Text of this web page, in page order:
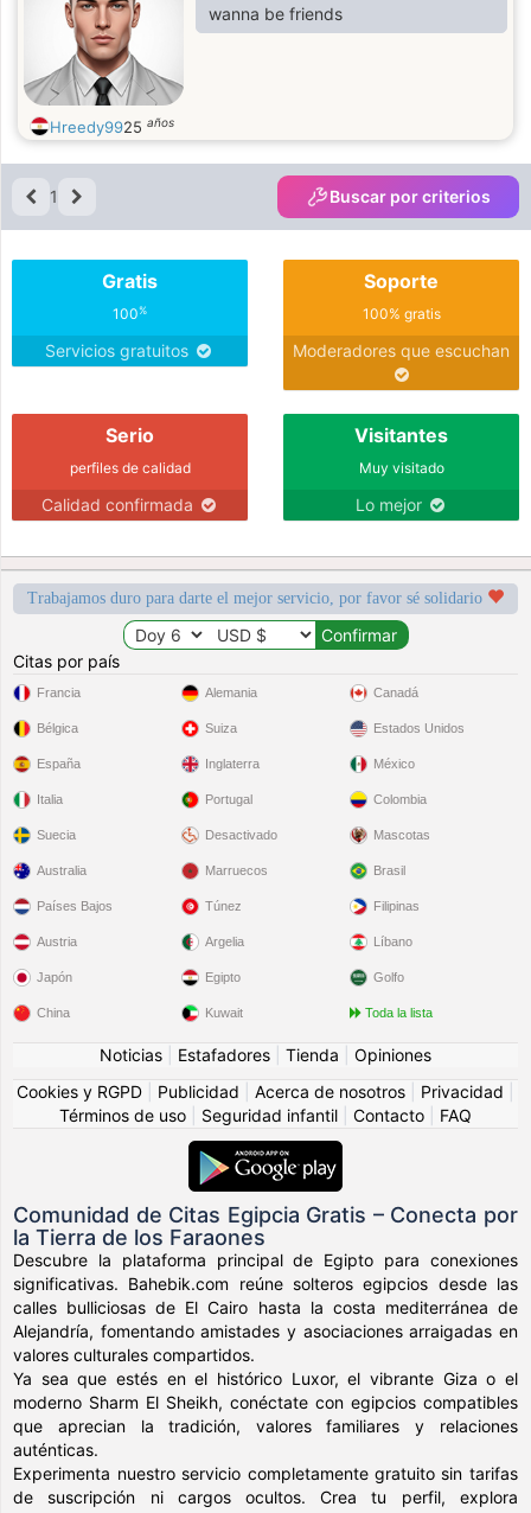
wanna be friends
Hreedy9925 años
1 Buscar por criterios
Gratis
100%
Servicios gratuitos
Soporte
100% gratis
Moderadores que escuchan
Serio
perfiles de calidad
Calidad confirmada
Visitantes
Muy visitado
Lo mejor
Trabajamos duro para darte el mejor servicio, por favor sé solidario
Citas por país
Francia
Bélgica
España
Italia
Suecia
Alemania
Suiza
Inglaterra
Portugal
Desactivado
Canadá
Estados Unidos
México
Colombia
Mascotas
Australia
Países Bajos
Austria
Japón
China
Marruecos
Túnez
Argelia
Egipto
Kuwait
Brasil
Filipinas
Líbano
Golfo
Toda la lista
Noticias Estafadores Tienda
Opiniones
Cookies y RGPD
Publicidad Acerca de nosotros Privacidad
Términos de uso
Seguridad infantil Contacto FAQ
Comunidad de Citas Egipcia Gratis – Conecta por
la Tierra de los Faraones
Descubre la plataforma principal de Egipto para conexiones
significativas. Bahebik.com reúne solteros egipcios desde las
calles bulliciosas de El Cairo hasta la costa mediterránea de
Alejandría, fomentando amistades y asociaciones arraigadas en
valores culturales compartidos.
Ya sea que estés en el histórico Luxor, el vibrante Giza o el
moderno Sharm El Sheikh, conéctate con egipcios compatibles
que aprecian la tradición, valores familiares y relaciones
auténticas.
Experimenta nuestro servicio completamente gratuito sin tarifas
de suscripción ni cargos ocultos. Crea tu perfil, explora